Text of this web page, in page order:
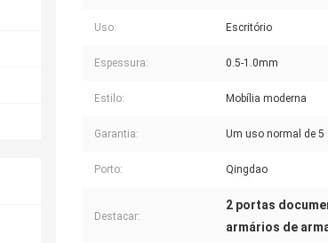
Uso: Escritório
Espessura: 0.5-1.0mm
Estilo: Mobília moderna
Garantia: Um uso normal de 5
Porto: Qingdao
Destacar:
2 portas
armários de